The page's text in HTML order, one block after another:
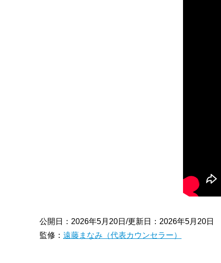
公開日：2026年5月20日/更新日：2026年5月20日
監修： 遠藤まなみ（代表カウンセラー）